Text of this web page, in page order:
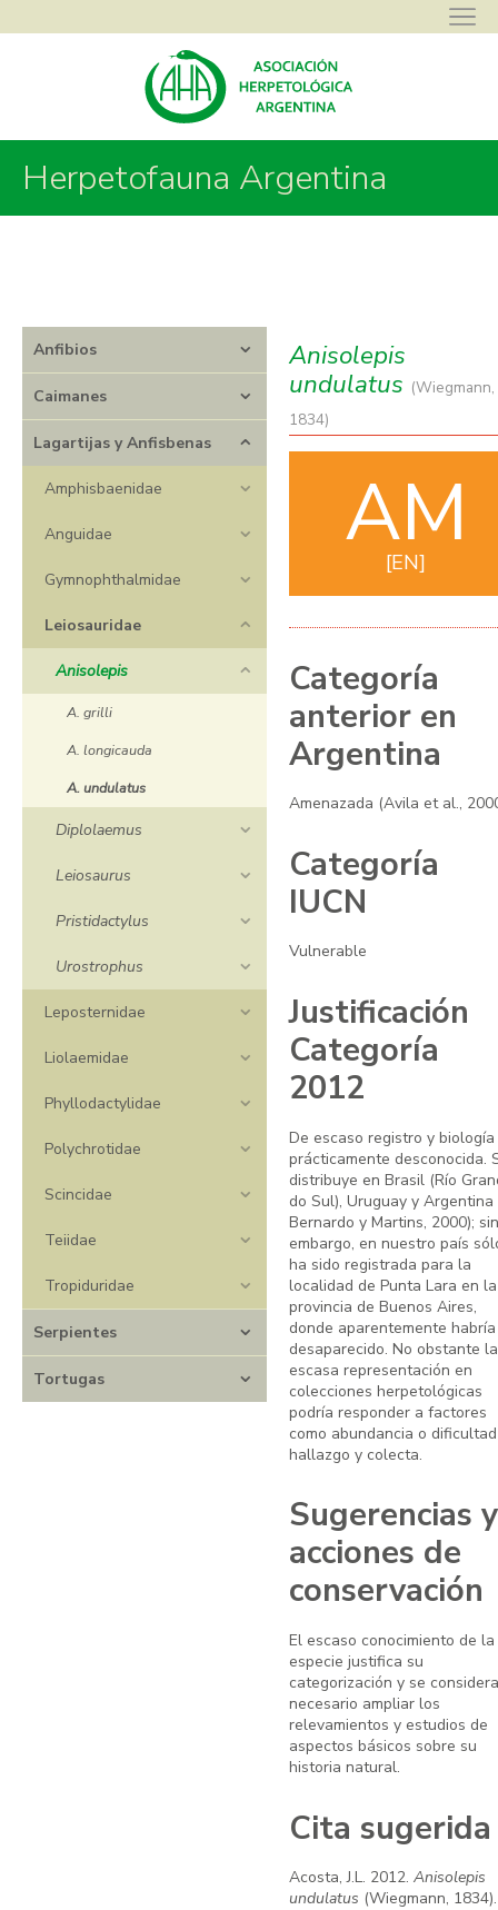
Lagartijas y Anfisbenas> Leiosauridae> Anisolepis >
Herpetofauna Argentina
Anfibios
Caimanes
Lagartijas y Anfisbenas
Amphisbaenidae
Anguidae
Gymnophthalmidae
Leiosauridae
Anisolepis
A. grilli
A. longicauda
A. undulatus
Diplolaemus
Leiosaurus
Pristidactylus
Urostrophus
Leposternidae
Liolaemidae
Phyllodactylidae
Polychrotidae
Scincidae
Teiidae
Tropiduridae
Serpientes
Tortugas
Anisolepis
undulatus (Wiegmann,
1834)
AM
EN
Categoría
anterior en
Argentina
Amenazada (Avila et al.,
Categoría
IUCN
Vulnerable
Justificación
Categoría
2012
De escaso registro y biología
prácticamente desconocida.
distribuye en Brasil (Río
do Sul), Uruguay y Argentina
Bernardo y Martins, 2000); sin
embargo, en nuestro país
ha sido registrada para la
localidad de Punta Lara en la
provincia de Buenos Aires,
donde aparentemente habría
desaparecido. No obstante la
escasa representación en
colecciones herpetológicas
podría responder a factores
como abundancia o
hallazgo y colecta.
Sugerencias y
acciones de
conservación
El escaso conocimiento de la
especie justifica su
categorización y se considera
necesario ampliar los
relevamientos y estudios de
aspectos básicos sobre su
historia natural.
Cita sugerida
Acosta, J.L. 2012. Anisolepis
undulatus (Wiegmann,